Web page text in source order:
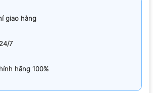
giao hàng
7
hãng 100%